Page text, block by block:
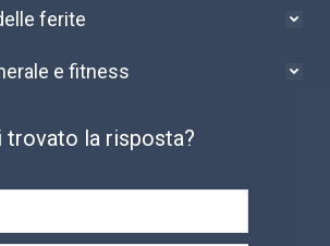
ferite
e fitness
trovato la risposta?